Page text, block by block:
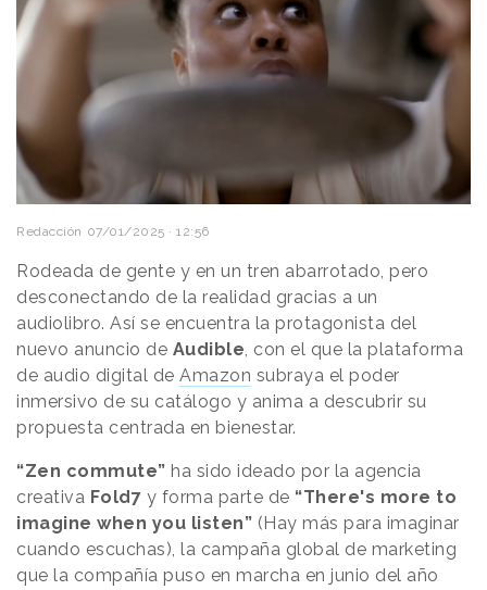
Redacción 07/01/2025 · 12:56
Rodeada de gente y en un tren abarrotado, pero
desconectando de la realidad gracias a un
audiolibro. Así se encuentra la protagonista del
nuevo anuncio de Audible, con el que la plataforma
de audio digital de Amazon subraya el poder
inmersivo de su catálogo y anima a descubrir su
propuesta centrada en bienestar.
“Zen commute” ha sido ideado por la agencia
creativa Fold7 y forma parte de “There's more to
imagine when you listen” (Hay más para imaginar
cuando escuchas), la campaña global de marketing
que la compañía puso en marcha en junio del año